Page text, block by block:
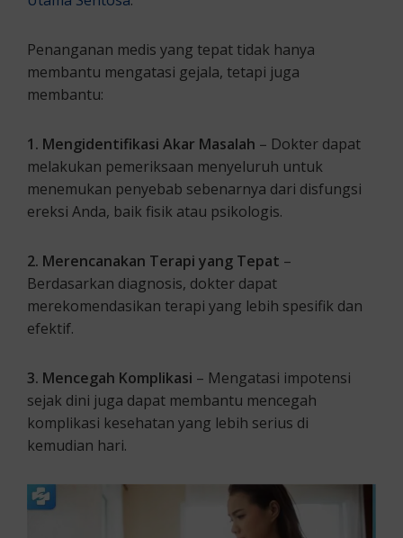
Penanganan medis yang tepat tidak hanya
membantu mengatasi gejala, tetapi juga
membantu:
1. Mengidentifikasi Akar Masalah – Dokter dapat
melakukan pemeriksaan menyeluruh untuk
menemukan penyebab sebenarnya dari disfungsi
ereksi Anda, baik fisik atau psikologis.
2. Merencanakan Terapi yang Tepat –
Berdasarkan diagnosis, dokter dapat
merekomendasikan terapi yang lebih spesifik dan
efektif.
3. Mencegah Komplikasi – Mengatasi impotensi
sejak dini juga dapat membantu mencegah
komplikasi kesehatan yang lebih serius di
kemudian hari.